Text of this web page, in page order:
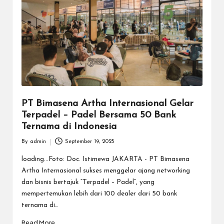
PT Bimasena Artha Internasional Gelar
Terpadel – Padel Bersama 50 Bank
Ternama di Indonesia
by
By admin September 19, 2025
loading...Foto: Doc. Istimewa JAKARTA - PT Bimasena
Artha Internasional sukses menggelar ajang networking
dan bisnis bertajuk “Terpadel – Padel”, yang
mempertemukan lebih dari 100 dealer dari 50 bank
ternama di…